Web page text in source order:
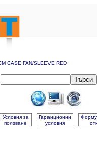
CASE FAN/SLEEVE RED
Търси
Условия за
ползване
Гаранционни
условия